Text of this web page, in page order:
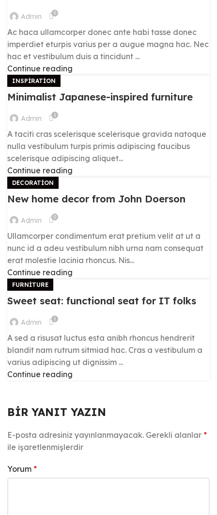
Admin 0
Ac haca ullamcorper donec ante habi tasse donec
imperdiet eturpis varius per a augue magna hac. Nec
hac et vestibulum duis a tincidunt ...
Continue reading
INSPIRATION
Minimalist Japanese-inspired furniture
Admin 1
A taciti cras scelerisque scelerisque gravida natoque
nulla vestibulum turpis primis adipiscing faucibus
scelerisque adipiscing aliquet...
Continue reading
DECORATION
New home decor from John Doerson
Admin 0
Ullamcorper condimentum erat pretium velit at ut a
nunc id a adeu vestibulum nibh urna nam consequat
erat molestie lacinia rhoncus. Nis...
Continue reading
FURNITURE
Sweet seat: functional seat for IT folks
Admin 1
A sed a risusat luctus esta anibh rhoncus hendrerit
blandit nam rutrum sitmiad hac. Cras a vestibulum a
varius adipiscing ut dignissim ...
Continue reading
BIR YANIT YAZIN
E-posta adresiniz yayınlanmayacak. Gerekli alanlar *
ile işaretlenmişlerdir
Yorum *